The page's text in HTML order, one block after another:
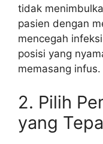
tidak
pasien dengan
mencegah
posisi yang
memasang infus.
2. Pilih
yang